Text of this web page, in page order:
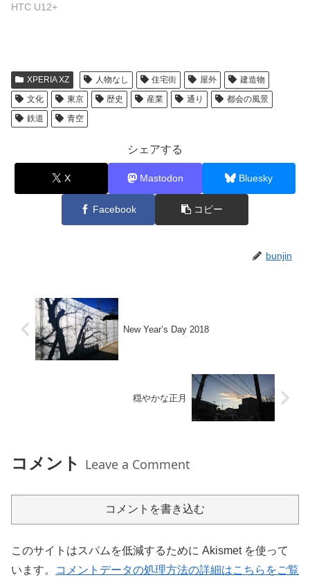
HTC U12+
XPERIA XZ 人物なし 住宅街 屋外
建造物
文化
東京 歴史 産業 通り
都会の風景
鉄道
青空
シェアする
X Mastodon Bluesky
Facebook コピー
bunjin
New Year’s Day 2018
穏やかな正月
コメント Leave a Comment
コメントを書き込む
このサイトはスパムを低減するために Akismet を使って
います。
コメントデータの処理方法の詳細はこちらをご覧